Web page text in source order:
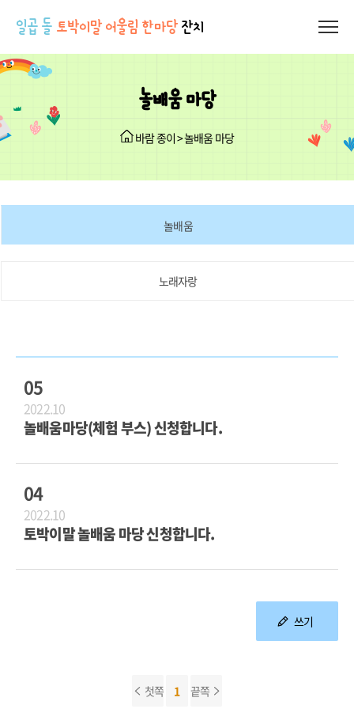
일곱 돌 토박이말 어울림 한마당잔치
놀배움 마당
바람 종이 > 놀배움 마당
놀배움
노래자랑
05
2022.10
놀배움마당(체험 부스) 신청합니다.
04
2022.10
토박이말 놀배움 마당 신청합니다.
쓰기
첫쪽 1 끝쪽